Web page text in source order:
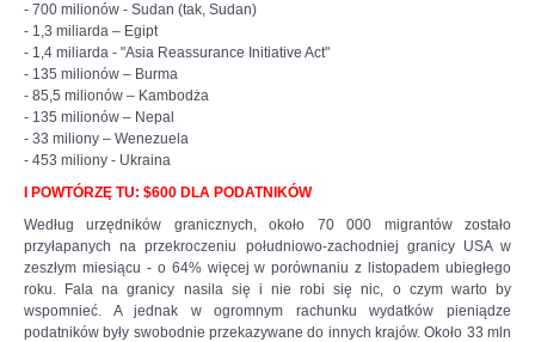
- 700 milionów - Sudan (tak, Sudan)
- 1,3 miliarda – Egipt
- 1,4 miliarda - "Asia Reassurance Initiative Act"
- 135 milionów – Burma
- 85,5 milionów – Kambodża
- 135 milionów – Nepal
- 33 miliony – Wenezuela
- 453 miliony - Ukraina
I POWTÓRZĘ TU: $600 DLA PODATNIKÓW
Według urzędników granicznych, około 70 000 migrantów zostało
przyłapanych na przekroczeniu południowo-zachodniej granicy USA w
zeszłym miesiącu - o 64% więcej w porównaniu z listopadem ubiegłego
roku. Fala na granicy nasila się i nie robi się nic, o czym warto by
wspomnieć. A jednak w ogromnym rachunku wydatków pieniądze
podatników były swobodnie przekazywane do innych krajów. Około 33 mln